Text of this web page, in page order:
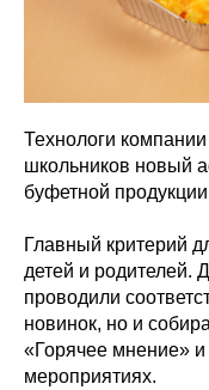
Технологи
школьников новый
буфетной
Главный критерий
детей и родителей.
проводили
новинок, но и
«Горячее мнение» и
мероприятиях.